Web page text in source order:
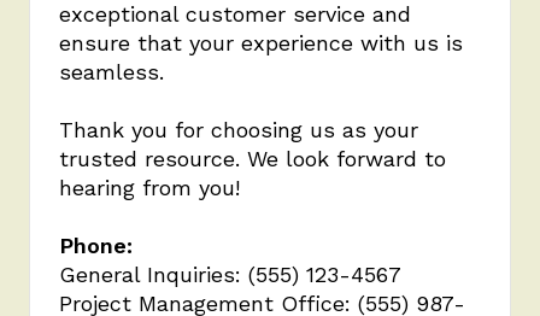
exceptional customer service and
ensure that your experience with us is
seamless.
Thank you for choosing us as your
trusted resource. We look forward to
hearing from you!
Phone:
General Inquiries: (555) 123-4567
Project Management Office: (555) 987-